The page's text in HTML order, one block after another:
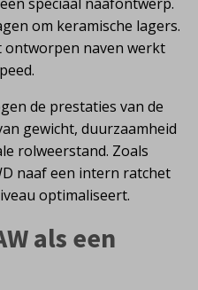
om keramische lagers.
ontworpen naven werkt
de prestaties van de
gewicht, duurzaamheid
rolweerstand. Zoals
naaf een intern ratchet
optimaliseert.
als een